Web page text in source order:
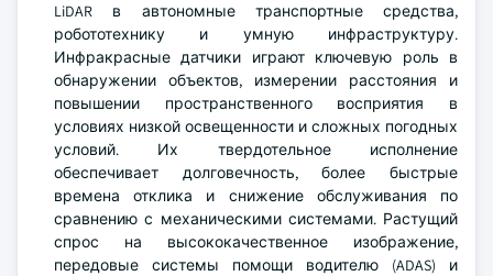
LiDAR в автономные транспортные средства,
робототехнику и умную инфраструктуру.
Инфракрасные датчики играют ключевую роль в
обнаружении объектов, измерении расстояния и
повышении пространственного восприятия в
условиях низкой освещенности и сложных погодных
условий. Их твердотельное исполнение
обеспечивает долговечность, более быстрые
времена отклика и снижение обслуживания по
сравнению с механическими системами. Растущий
спрос на высококачественное изображение,
передовые системы помощи водителю (ADAS) и